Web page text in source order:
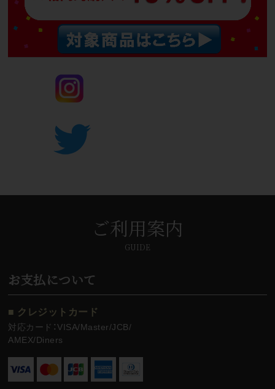
ご利用案内
GUIDE
お支払について
■ クレジットカード
対応カード：VISA/Master/JCB/
AMEX/Diners